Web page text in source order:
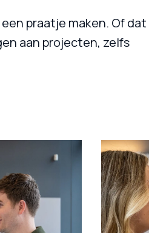
praatje maken. Of
aan projecten, zelfs